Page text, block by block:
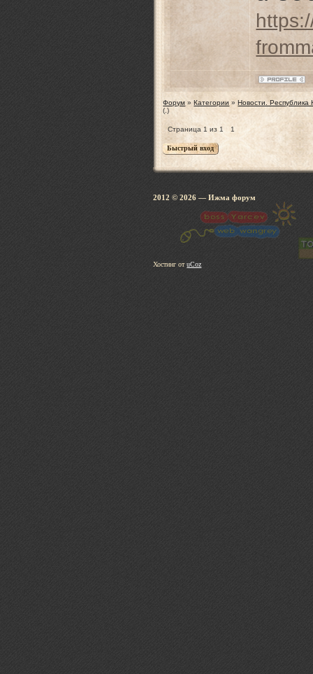
Форум » Категории » Новости. Республика
(.)
Страница 1 из 1 1
2012 © 2026 — Ижма
Хостинг отuCoz